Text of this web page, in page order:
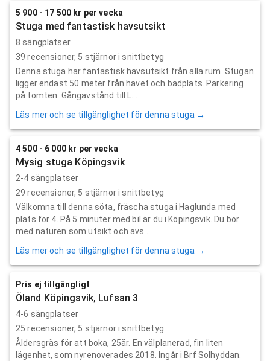
5 900 - 17 500 kr per vecka
Stuga med fantastisk havsutsikt
8 sängplatser
39 recensioner, 5 stjärnor i snittbetyg
Denna stuga har fantastisk havsutsikt från alla rum. Stugan
ligger endast 50 meter från havet och badplats. Parkering
på tomten. Gångavstånd till L...
Läs mer och se tillgänglighet för denna stuga →
4 500 - 6 000 kr per vecka
Mysig stuga Köpingsvik
2-4 sängplatser
29 recensioner, 5 stjärnor i snittbetyg
Välkomna till denna söta, fräscha stuga i Haglunda med
plats för 4. På 5 minuter med bil är du i Köpingsvik. Du bor
med naturen som utsikt och avs...
Läs mer och se tillgänglighet för denna stuga →
Pris ej tillgängligt
Öland Köpingsvik, Lufsan 3
4-6 sängplatser
25 recensioner, 5 stjärnor i snittbetyg
Åldersgräs för att boka, 25år. En välplanerad, fin liten
lägenhet, som nyrenoverades 2018. Ingår i Brf Solhyddan.